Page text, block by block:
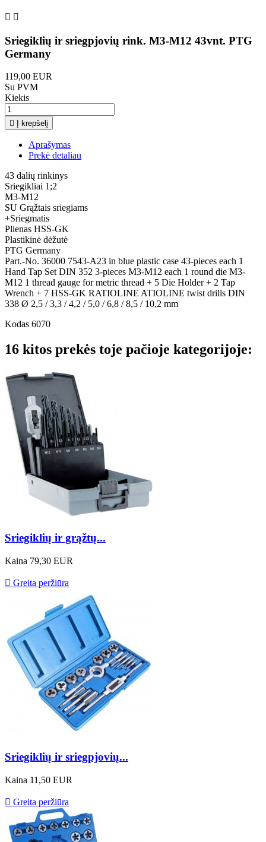
 
Sriegiklių ir sriegpjovių rink. M3-M12 43vnt. PTG
Germany
119,00 EUR
Su PVM
Kiekis
 Į krepšelį
Aprašymas
Prekė detaliau
43 dalių rinkinys
Sriegikliai 1;2
M3-M12
SU Grąžtais sriegiams
+Sriegmatis
Plienas HSS-GK
Plastikinė dėžutė
PTG Germany
Part.-No. 36000 7543-A23 in blue plastic case 43-pieces each 1
Hand Tap Set DIN 352 3-pieces M3-M12 each 1 round die M3-
M12 1 thread gauge for metric thread + 5 Die Holder + 2 Tap
Wrench + 7 HSS-GK RATIOLINE ATIOLINE twist drills DIN
338 Ø 2,5 / 3,3 / 4,2 / 5,0 / 6,8 / 8,5 / 10,2 mm
Kodas 6070
16 kitos prekės toje pačioje kategorijoje:
Sriegiklių ir grąžtų...
Kaina 79,30 EUR
 Greita peržiūra
Sriegiklių ir sriegpjovių...
Kaina 11,50 EUR
 Greita peržiūra